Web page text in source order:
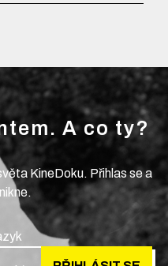
A co ty?
KineDoku. Přihlas se a